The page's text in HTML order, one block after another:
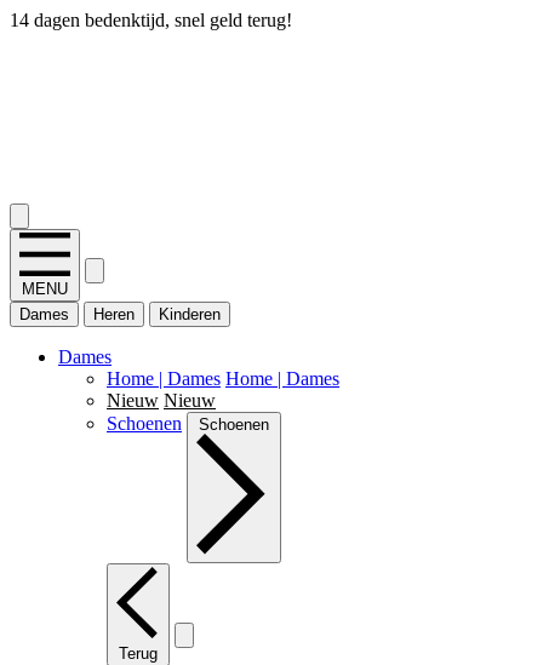
14 dagen bedenktijd, snel geld terug!
MENU
Dames
Heren Kinderen
Dames
Home | Dames Home | Dames
Nieuw Nieuw
Schoenen
Schoenen
Terug